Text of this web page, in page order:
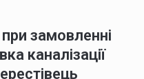
замовленні
каналізації